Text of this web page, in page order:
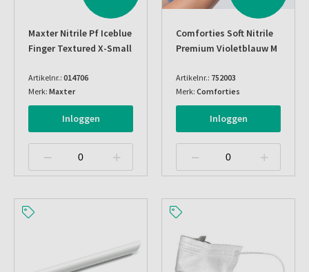
Maxter Nitrile Pf Iceblue
Finger Textured X-Small
Artikelnr.: 014706
Merk: Maxter
Inloggen
Comforties Soft Nitrile
Premium Violetblauw M
Artikelnr.: 752003
Merk: Comforties
Inloggen